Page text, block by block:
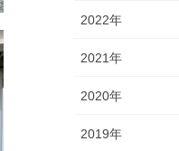
2022年
2021年
2020年
2019年